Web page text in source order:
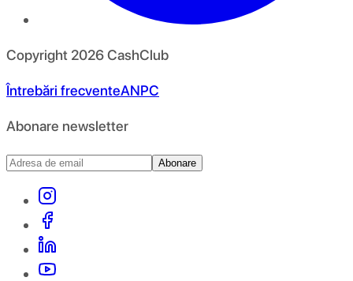
Copyright 2026CashClub
Întrebări frecventeANPC
Abonare newsletter
Abonare